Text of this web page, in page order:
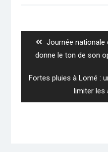
l’articlePrevious
post:
Journée nationale
donne le ton de son
Next
Fortes pluies à Lomé :
limiter les